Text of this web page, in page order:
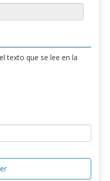
texto que se lee en la